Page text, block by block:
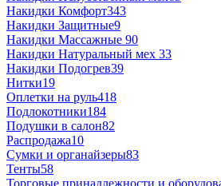
Накидки Комфорт343
Накидки Защитные9
Накидки Массажные 90
Накидки Натуральный мех 33
Накидки Подогрев39
Нитки19
Оплетки на руль418
Подлокотники184
Подушки в салон82
Распродажа10
Сумки и органайзеры83
Тенты58
Торговые принадлежности и